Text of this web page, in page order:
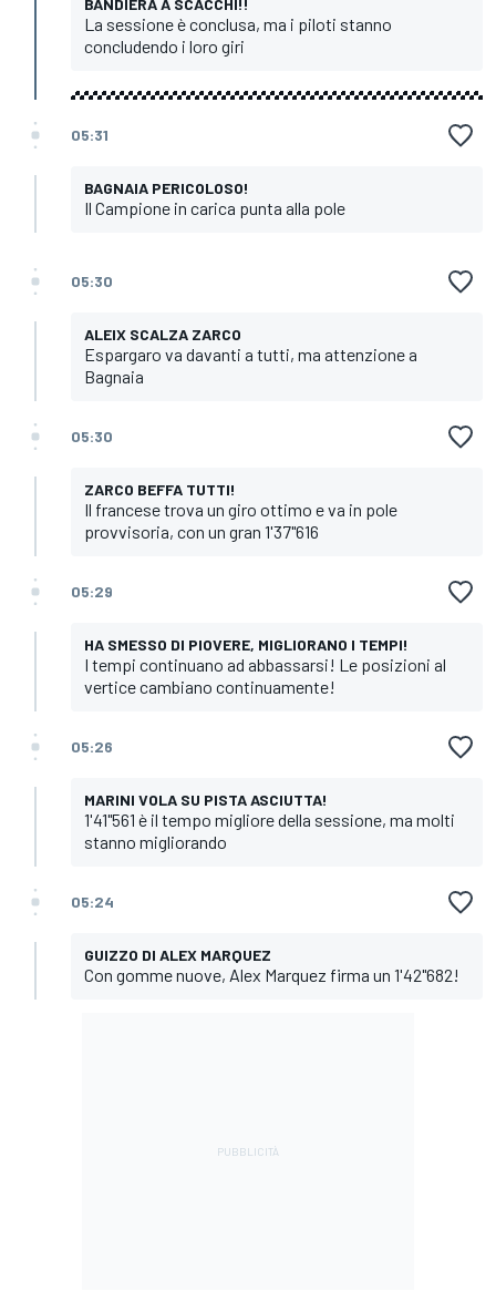
BANDIERA A SCACCHI!!
La sessione è conclusa, ma i piloti stanno
concludendo i loro giri
05:31
BAGNAIA PERICOLOSO!
Il Campione in carica punta alla pole
05:30
ALEIX SCALZA ZARCO
Espargaro va davanti a tutti, ma attenzione a
Bagnaia
05:30
ZARCO BEFFA TUTTI!
Il francese trova un giro ottimo e va in pole
provvisoria, con un gran 1'37"616
05:29
HA SMESSO DI PIOVERE, MIGLIORANO I TEMPI!
I tempi continuano ad abbassarsi! Le posizioni al
vertice cambiano continuamente!
05:26
MARINI VOLA SU PISTA ASCIUTTA!
1'41"561 è il tempo migliore della sessione, ma molti
stanno migliorando
05:24
GUIZZO DI ALEX MARQUEZ
Con gomme nuove, Alex Marquez firma un 1'42"682!